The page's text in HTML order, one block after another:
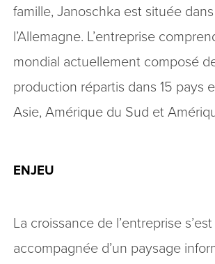
famille, Janoschka est située
l’Allemagne. L’entreprise
mondial actuellement composé
production répartis dans 15 pays
Asie, Amérique du Sud et
ENJEU
La croissance de l’entreprise s’est
accompagnée d’un paysage